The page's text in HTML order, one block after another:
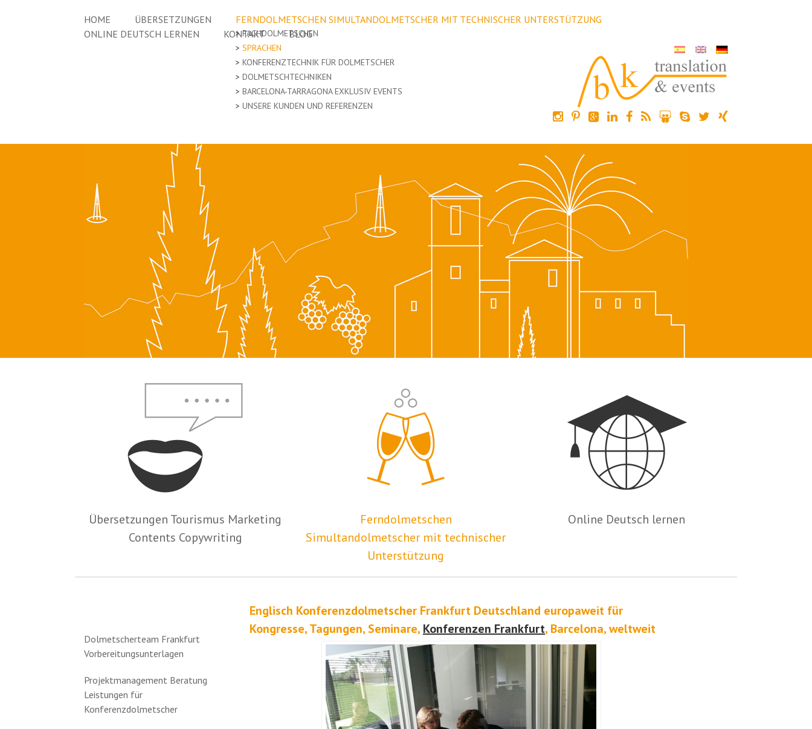
HOME ÜBERSETZUNGEN FERNDOLMETSCHEN SIMULTANDOLMETSCHER MIT TECHNISCHER UNTERSTÜTZUNG
FACHDOLMETSCHEN
SPRACHEN
KONFERENZTECHNIK FÜR DOLMETSCHER
DOLMETSCHTECHNIKEN
BARCELONA-TARRAGONA EXKLUSIV EVENTS
UNSERE KUNDEN UND REFERENZEN
ONLINE DEUTSCH LERNEN KONTAKT BLOG
Übersetzungen Tourismus Marketing
Contents Copywriting
Ferndolmetschen
Simultandolmetscher mit technischer
Unterstützung
Online Deutsch lernen
Dolmetscherteam Frankfurt
Vorbereitungsunterlagen
Projektmanagement Beratung
Leistungen für
Konferenzdolmetscher
Englisch Konferenzdolmetscher Frankfurt Deutschland europaweit für
Kongresse, Tagungen, Seminare, Konferenzen Frankfurt, Barcelona, weltweit